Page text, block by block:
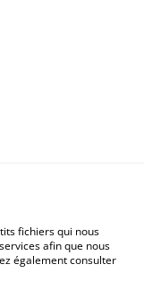
fichiers qui nous
afin que nous
également consulter